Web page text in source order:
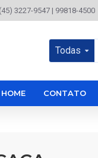
3227-9547 | 99818-4500
Todas
HOME CONTATO